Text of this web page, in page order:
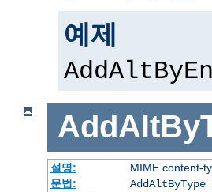
예제
설명:
MIME content-
문법:
AddAltByType